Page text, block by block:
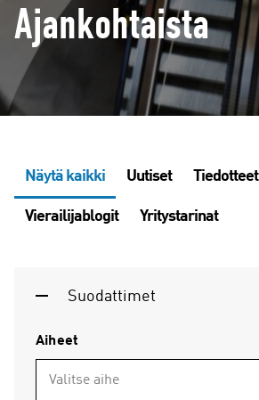
Ajankohtaista
Näytä kaikki Uutiset Tiedotteet
Vierailijablogit Yritystarinat
Suodattimet
Aiheet
Valitse aihe